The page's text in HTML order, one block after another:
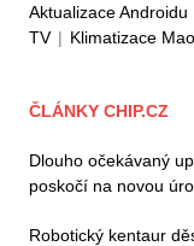
Aktualizace Androidu
TV | Klimatizace
ČLÁNKY CHIP.CZ
Dlouho očekávaný
poskočí na novou
Robotický kentaur